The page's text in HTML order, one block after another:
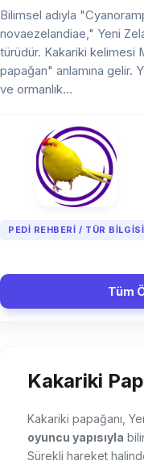
Bilimsel adıyla
novaezelandiae," Yeni
türüdür. Kakariki kelimesi
papağan" anlamına gelir.
ve ormanlık...
PEDI REHBERI / TÜR BILGISI
Tüm
Kakariki
Kakariki papağanı,
oyuncu yapısıyla
Sürekli hareket